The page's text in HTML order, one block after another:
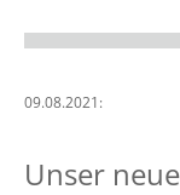
09.08.2021:
Unser